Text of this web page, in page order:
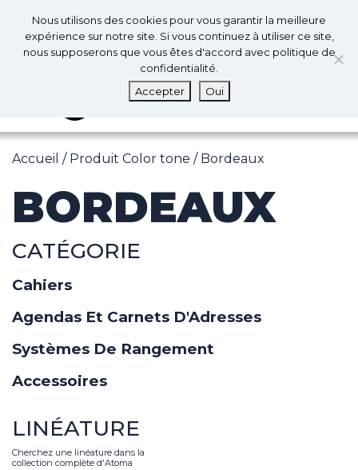
0 0
Accueil / Produit Color tone / Bordeaux
BORDEAUX
CATÉGORIE
Cahiers
Agendas Et Carnets D'Adresses
Systèmes De Rangement
Accessoires
LINÉATURE
Cherchez une linéature dans la
collection complète d'Atoma
Nous utilisons des cookies pour vous garantir la meilleure
expérience sur notre site. Si vous continuez à utiliser ce site,
nous supposerons que vous êtes d'accord avec politique de
confidentialité.
Accepter
Oui